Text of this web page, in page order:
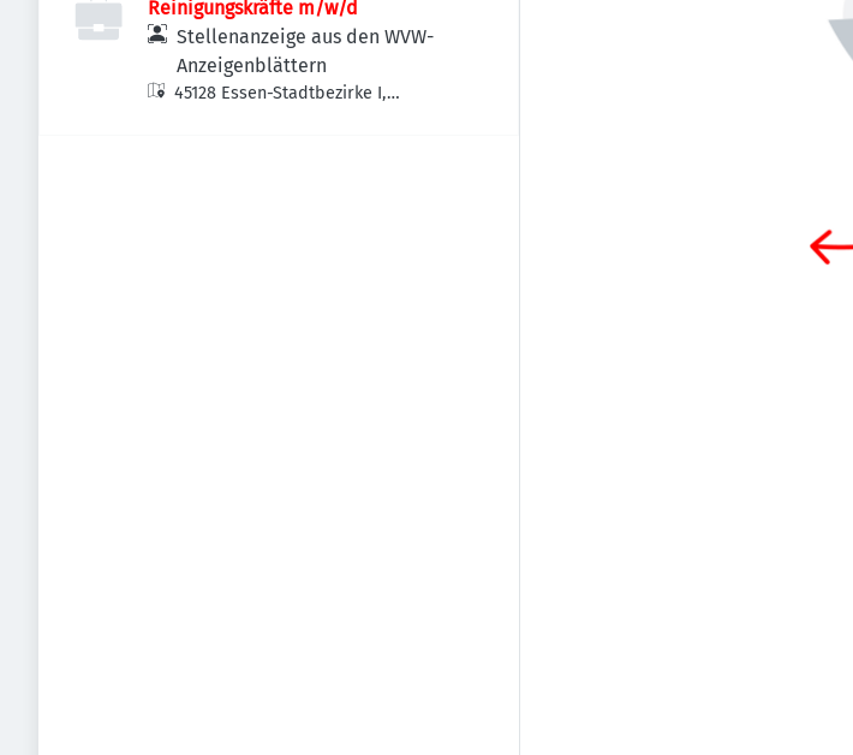
Reinigungskräfte m/w/d
Stellenanzeige aus den WVW-
Anzeigenblättern
45128 Essen-Stadtbezirke I,